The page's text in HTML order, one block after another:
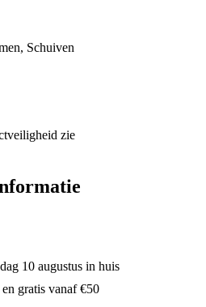
, Schuiven
zie
10 augustus in huis
gratis vanaf €50